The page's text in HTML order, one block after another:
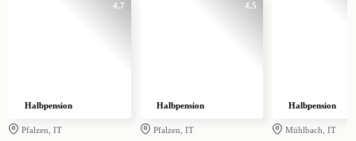
4.7
Halbpension
Pfalzen, IT
4.5
Halbpension
Pfalzen, IT
Halbpension
Mühlbach, IT